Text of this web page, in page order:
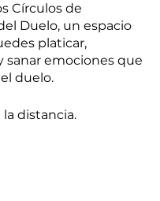
Círculos de
Duelo, un espacio
platicar,
sanar emociones que
duelo.
la distancia.